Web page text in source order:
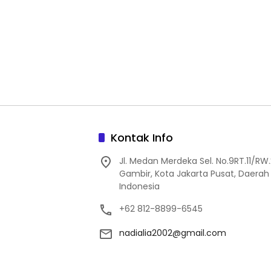
Kontak Info
Jl. Medan Merdeka Sel. No.9RT.11/
Gambir, Kota Jakarta Pusat, Daerah
Indonesia
+62 812-8899-6545
nadialia2002@gmail.com